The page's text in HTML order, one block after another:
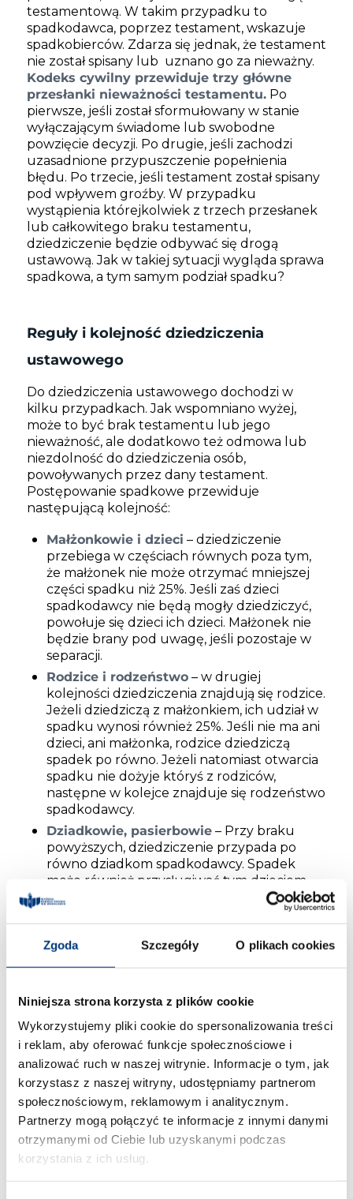
Zgoda Szczegóły O plikach cookies
Niniejsza strona korzysta z plików cookie
Wykorzystujemy pliki cookie do spersonalizowania treści
i reklam, aby oferować funkcje społecznościowe i
analizować ruch w naszej witrynie. Informacje o tym, jak
korzystasz z naszej witryny, udostępniamy partnerom
społecznościowym, reklamowym i analitycznym.
Partnerzy mogą połączyć te informacje z innymi danymi
otrzymanymi od Ciebie lub uzyskanymi podczas
korzystania z ich usług.
testamentową. W takim przypadku to
spadkodawca, poprzez testament, wskazuje
spadkobierców. Zdarza się jednak, że testament
nie został spisany lub uznano go za nieważny.
Kodeks cywilny przewiduje trzy główne
przesłanki nieważności testamentu.Po
pierwsze, jeśli został sformułowany w stanie
wyłączającym świadome lub swobodne
powzięcie decyzji. Po drugie, jeśli zachodzi
uzasadnione przypuszczenie popełnienia
błędu. Po trzecie, jeśli testament został spisany
pod wpływem groźby. W przypadku
wystąpienia którejkolwiek z trzech przesłanek
lub całkowitego braku testamentu,
dziedziczenie będzie odbywać się drogą
ustawową. Jak w takiej sytuacji wygląda sprawa
spadkowa, a tym samym podział spadku?
Reguły i kolejność dziedziczenia
ustawowego
Do dziedziczenia ustawowego dochodzi w
kilku przypadkach. Jak wspomniano wyżej,
może to być brak testamentu lub jego
nieważność, ale dodatkowo też odmowa lub
niezdolność do dziedziczenia osób,
powoływanych przez dany testament.
Postępowanie spadkowe przewiduje
następującą kolejność:
Małżonkowie i dzieci – dziedziczenie
przebiega w częściach równych poza tym,
że małżonek nie może otrzymać mniejszej
części spadku niż 25%. Jeśli zaś dzieci
spadkodawcy nie będą mogły dziedziczyć,
powołuje się dzieci ich dzieci. Małżonek nie
będzie brany pod uwagę, jeśli pozostaje w
separacji.
Rodzice i rodzeństwo– w drugiej
kolejności dziedziczenia znajdują się rodzice.
Jeżeli dziedziczą z małżonkiem, ich udział w
spadku wynosi również 25%. Jeśli nie ma ani
dzieci, ani małżonka, rodzice dziedziczą
spadek po równo. Jeżeli natomiast otwarcia
spadku nie dożyje któryś z rodziców,
następne w kolejce znajduje się rodzeństwo
spadkodawcy.
Dziadkowie, pasierbowie– Przy braku
powyższych, dziedziczenie przypada po
równo dziadkom spadkodawcy. Spadek
może również przysługiwać tym dzieciom
małżonka, których rodzice nie dożyli
otwarcia spadku. Dzieje się tak w przypadku
ustawę do dziedziczenia krewnych.
ujawni się ich niezdolność do dziedziczenia,
państwo.Najpierw w postaci gminy, w której
ostatni raz mieszkał spadkodawca. Jeśli nie uda
się tego ustalić lub gdy osoba mieszkała za
granicą, wówczas majątek przechodzi na
własność Skarbu Państwa.
Czy można odrzucić spadek ustawowy?
Czasem odrzucenie spadku okazuje się